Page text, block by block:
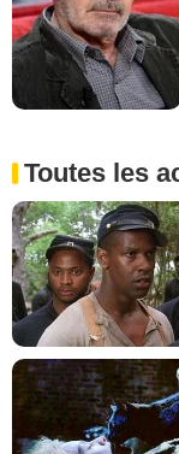
Toutes les